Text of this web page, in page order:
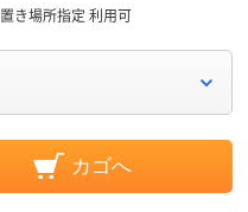
置き場所指定 利用可
カゴへ